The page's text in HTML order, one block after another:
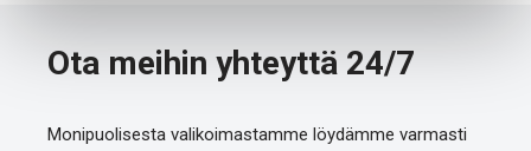
Ota meihin yhteyttä 24/7
Monipuolisesta valikoimastamme löydämme varmasti